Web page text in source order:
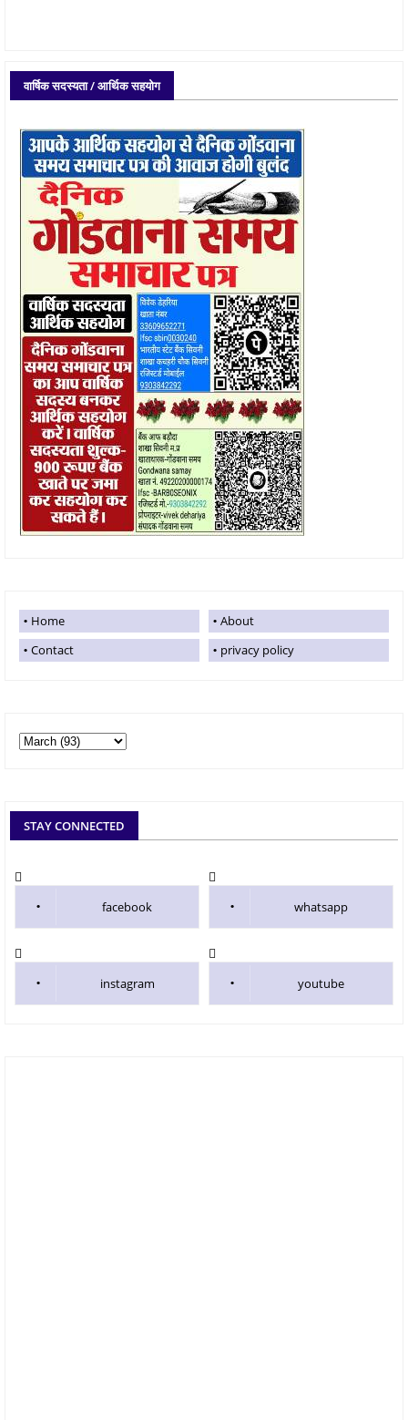
वार्षिक सदस्यता / आर्थिक सहयोग
Home
About
Contact
privacy policy
STAY CONNECTED
facebook whatsapp
instagram youtube